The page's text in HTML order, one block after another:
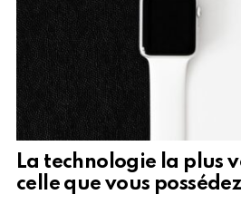
La technologie la plus
celle que vous